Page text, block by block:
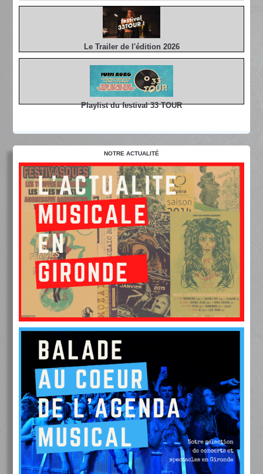
Le Trailer de l'édition 2026
Playlist du festival 33 TOUR
NOTRE ACTUALITÉ